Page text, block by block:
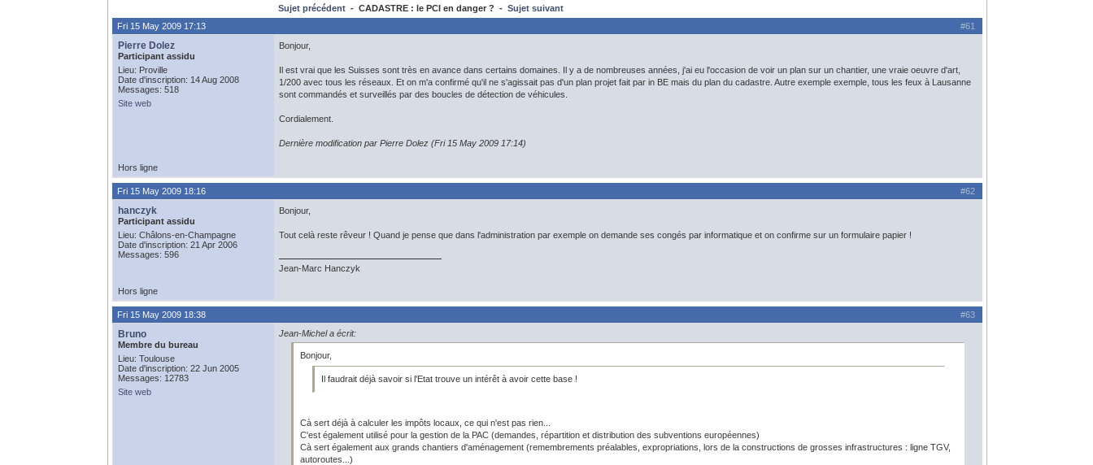
Sujet précédent - CADASTRE : le PCI en danger ? - Sujet suivant
#61
Fri 15 May 2009 17:13
Pierre Dolez
Participant assidu
Lieu: Proville
Date d'inscription: 14 Aug 2008
Messages: 518
Site web
Bonjour,
Il est vrai que les Suisses sont très en avance dans certains domaines. Il y a de nombreuses années, j'ai eu l'occasion de voir un plan sur un chantier, une vraie oeuvre d'art,
1/200 avec tous les réseaux. Et on m'a confirmé qu'il ne s'agissait pas d'un plan projet fait par in BE mais du plan du cadastre. Autre exemple exemple, tous les feux à Lausanne
sont commandés et surveillés par des boucles de détection de véhicules.
Cordialement.
Dernière modification par Pierre Dolez (Fri 15 May 2009 17:14)
Hors ligne
#62
Fri 15 May 2009 18:16
hanczyk
Participant assidu
Lieu: Châlons-en-Champagne
Date d'inscription: 21 Apr 2006
Messages: 596
Bonjour,
Tout celà reste rêveur ! Quand je pense que dans l'administration par exemple on demande ses congés par informatique et on confirme sur un formulaire papier !
Jean-Marc Hanczyk
Hors ligne
#63
Fri 15 May 2009 18:38
Bruno
Membre du bureau
Lieu: Toulouse
Date d'inscription: 22 Jun 2005
Messages: 12783
Site web
Jean-Michel a écrit:
Bonjour,
Il faudrait déjà savoir si l'Etat trouve un intérêt à avoir cette base !
Cà sert déjà à calculer les impôts locaux, ce qui n'est pas rien...
C'est également utilisé pour la gestion de la PAC (demandes, répartition et distribution des subventions européennes)
Cà sert également aux grands chantiers d'aménagement (remembrements préalables, expropriations, lors de la constructions de grosses infrastructures : ligne TGV,
autoroutes...)